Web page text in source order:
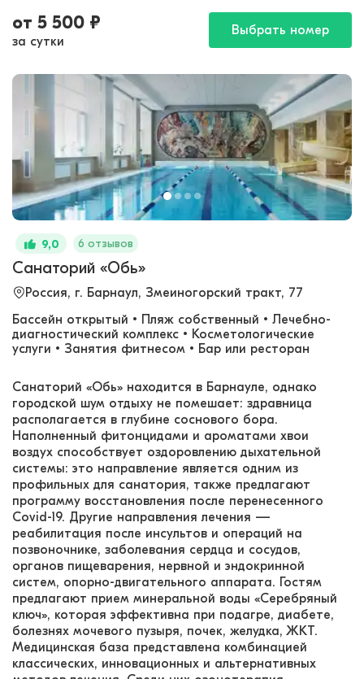
от 5 500 ₽
за сутки
Выбрать номер
9,0 6 отзывов
Санаторий «Обь»
Россия, г. Барнаул, Змеиногорский тракт, 77
Бассейн открытый • Пляж собственный • Лечебно-
диагностический комплекс • Косметологические
услуги • Занятия фитнесом • Бар или ресторан
Санаторий «Обь» находится в Барнауле, однако
городской шум отдыху не помешает: здравница
располагается в глубине соснового бора.
Наполненный фитонцидами и ароматами хвои
воздух способствует оздоровлению дыхательной
системы: это направление является одним из
профильных для санатория, также предлагают
программу восстановления после перенесенного
Covid-19. Другие направления лечения —
реабилитация после инсультов и операций на
позвоночнике, заболевания сердца и сосудов,
органов пищеварения, нервной и эндокринной
систем, опорно-двигательного аппарата. Гостям
предлагают прием минеральной воды «Серебряный
ключ», которая эффективна при подагре, диабете,
болезнях мочевого пузыря, почек, желудка, ЖКТ.
Медицинская база представлена комбинацией
классических, инновационных и альтернативных